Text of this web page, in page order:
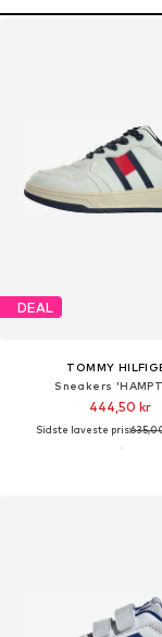
DEAL
TOMMY
Sneakers
444,50 kr
Sidste laveste pris: